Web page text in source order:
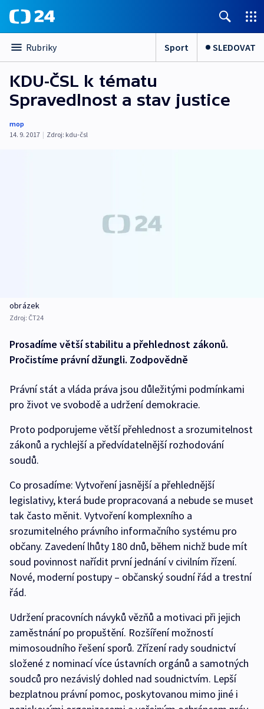
Rubriky Sport SLEDOVAT
KDU-ČSL k tématu
Spravedlnost a stav justice
mop
14. 9. 2017 | Zdroj: kdu-čsl
obrázek
Zdroj: ČT24
Prosadíme větší stabilitu a přehlednost zákonů.
Pročistíme právní džungli. Zodpovědně
Právní stát a vláda práva jsou důležitými podmínkami
pro život ve svobodě a udržení demokracie.
Proto podporujeme větší přehlednost a srozumitelnost
zákonů a rychlejší a předvídatelnější rozhodování
soudů.
Co prosadíme: Vytvoření jasnější a přehlednější
legislativy, která bude propracovaná a nebude se muset
tak často měnit. Vytvoření komplexního a
srozumitelného právního informačního systému pro
občany. Zavedení lhůty 180 dnů, během nichž bude mít
soud povinnost nařídit první jednání v civilním řízení.
Nové, moderní postupy – občanský soudní řád a trestní
řád.
Udržení pracovních návyků vězňů a motivaci při jejich
zaměstnání po propuštění. Rozšíření možností
mimosoudního řešení sporů. Zřízení rady soudnictví
složené z nominací více ústavních orgánů a samotných
soudců pro nezávislý dohled nad soudnictvím. Lepší
bezplatnou právní pomoc, poskytovanou mimo jiné i